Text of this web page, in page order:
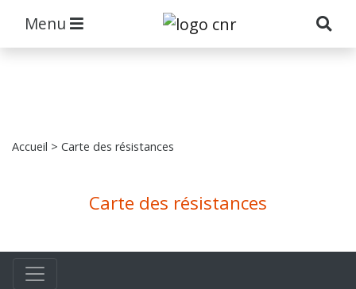
Menu
Accueil > Carte des résistances
Carte des résistances